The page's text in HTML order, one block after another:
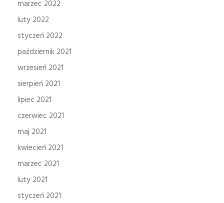
marzec 2022
luty 2022
styczeń 2022
październik 2021
wrzesień 2021
sierpień 2021
lipiec 2021
czerwiec 2021
maj 2021
kwiecień 2021
marzec 2021
luty 2021
styczeń 2021